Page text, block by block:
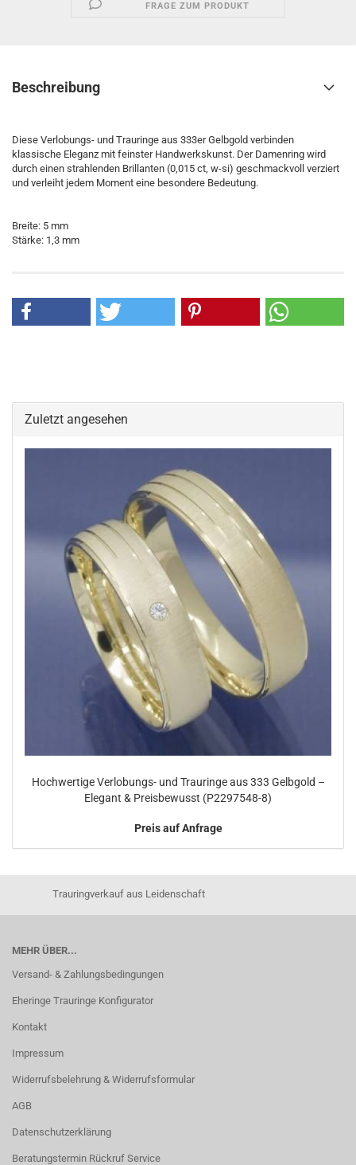
FRAGE ZUM PRODUKT
Beschreibung
Diese Verlobungs- und Trauringe aus 333er Gelbgold verbinden
klassische Eleganz mit feinster Handwerkskunst. Der Damenring wird
durch einen strahlenden Brillanten (0,015 ct, w-si) geschmackvoll verziert
und verleiht jedem Moment eine besondere Bedeutung.
Breite: 5 mm
Stärke: 1,3 mm
Zuletzt angesehen
Hochwertige Verlobungs- und Trauringe aus 333 Gelbgold –
Elegant & Preisbewusst (P2297548-8)
Preis auf Anfrage
Trauringverkauf aus Leidenschaft
MEHR ÜBER...
Versand- & Zahlungsbedingungen
Eheringe Trauringe Konfigurator
Kontakt
Impressum
Widerrufsbelehrung & Widerrufsformular
AGB
Datenschutzerklärung
Beratungstermin Rückruf Service